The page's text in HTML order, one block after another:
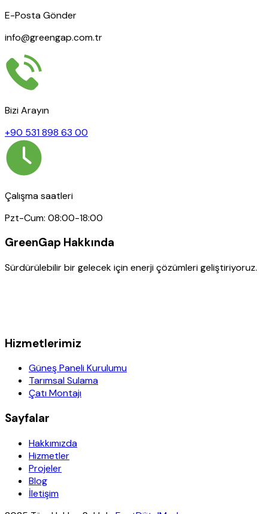
E-Posta Gönder
info@greengap.com.tr
Bizi Arayın
+90 531 898 63 00
Çalışma saatleri
Pzt-Cum: 08:00-18:00
GreenGap Hakkında
Sürdürülebilir bir gelecek için enerji çözümleri geliştiriyoruz.
Hizmetlerimiz
Güneş Paneli Kurulumu
Tarımsal Sulama
Çatı Montajı
Sayfalar
Hakkımızda
Hizmetler
Projeler
Blog
İletişim